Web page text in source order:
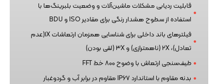
قابلیت ردیابی مشکلات ماشین‌آلات و وضعیت بلبرینگ‌ها با
استفاده از سطوح هشدار رنگی برای مقادیر ISO و BDU
فیلترهای باند داخلی برای شناسایی همزمان ارتعاشات 1X(عدم
تعادل)، 2X (ناهمترازی) و 3X (لقی بودن)
طیف‌سنجی ارتعاش با وضوح 800 خط FFT
بدنه مقاوم با استاندارد IP67 مقاوم در برابر آب و گردوغبار